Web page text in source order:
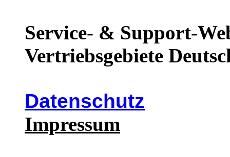
Service- & Support-
Vertriebsgebiete
Datenschutz
Impressum